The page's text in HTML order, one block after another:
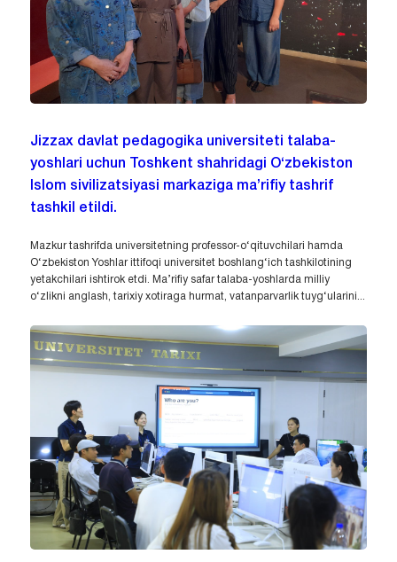
Jizzax davlat pedagogika universiteti talaba-
yoshlari uchun Toshkent shahridagi O‘zbekiston
Islom sivilizatsiyasi markaziga ma’rifiy tashrif
tashkil etildi.
Mazkur tashrifda universitetning professor-o‘qituvchilari hamda
O‘zbekiston Yoshlar ittifoqi universitet boshlang‘ich tashkilotining
yetakchilari ishtirok etdi. Ma’rifiy safar talaba-yoshlarda milliy
o‘zlikni anglash, tarixiy xotiraga hurmat, vatanparvarlik tuyg‘ularini...